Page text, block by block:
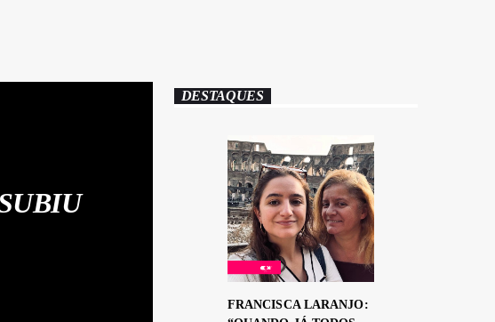
DESTAQUES
FRANCISCA LARANJO: